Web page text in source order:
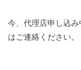
今、代理店申し込
はご連絡ください。